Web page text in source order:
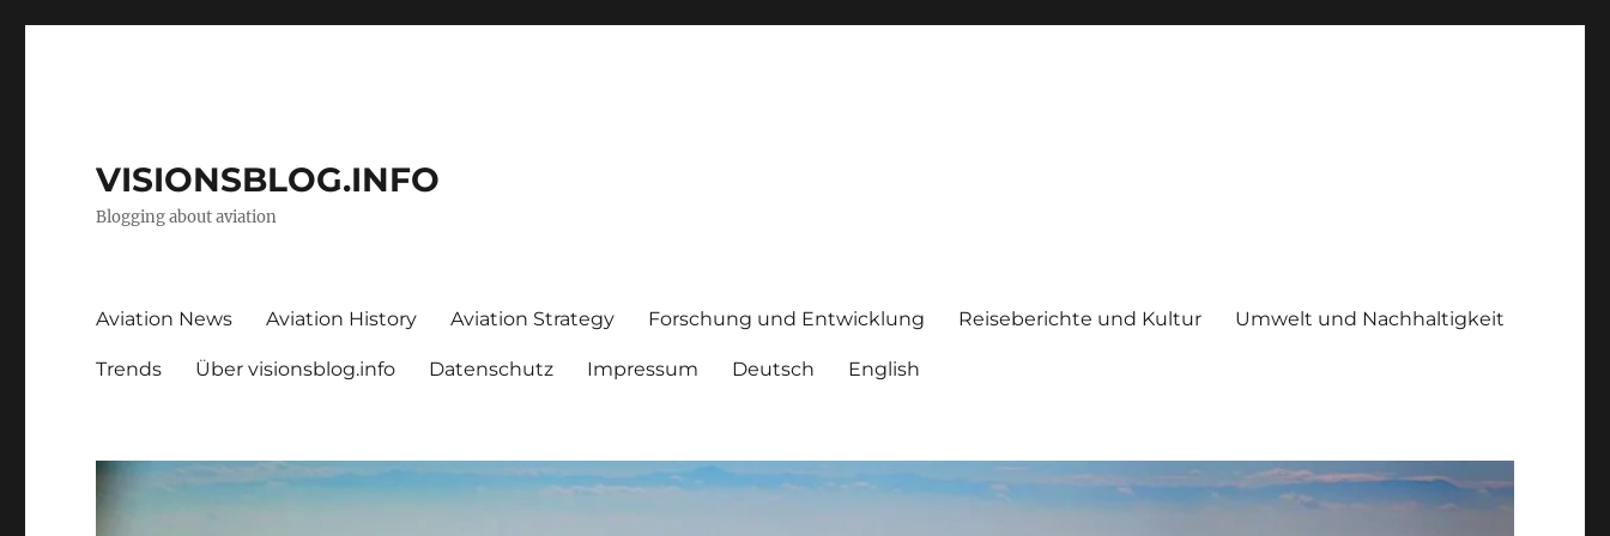
VISIONSBLOG.INFO
Blogging about aviation
Aviation News Aviation History Aviation Strategy Forschung und Entwicklung Reiseberichte und Kultur Umwelt und Nachhaltigkeit
Trends Über visionsblog.info Datenschutz Impressum Deutsch English